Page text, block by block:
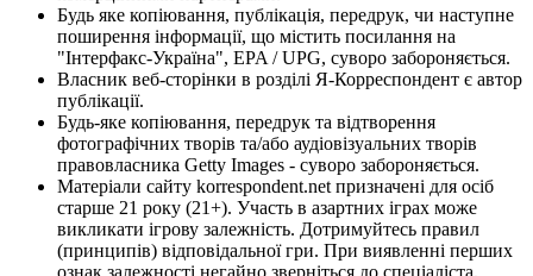
Будь яке копіювання, публікація, передрук, чи наступне
поширення інформації, що містить посилання на
"Інтерфакс-Україна", EPA / UPG, суворо забороняється.
Власник веб-сторінки в розділі Я-Корреспондент є автор
публікації.
Будь-яке копіювання, передрук та відтворення
фотографічних творів та/або аудіовізуальних творів
правовласника Getty Images - суворо забороняється.
Матеріали сайту korrespondent.net призначені для осіб
старше 21 року (21+). Участь в азартних іграх може
викликати ігрову залежність. Дотримуйтесь правил
(принципів) відповідальної гри. При виявленні перших
ознак залежності негайно зверніться до спеціаліста.